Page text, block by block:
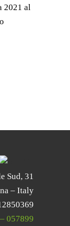
2021 al
Sud, 31
– Italy
057899